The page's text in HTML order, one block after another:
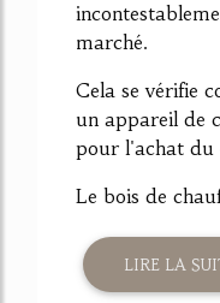
marché.
Cela se vérifie
un appareil de
pour l'achat du
Le bois de
LIRE LA